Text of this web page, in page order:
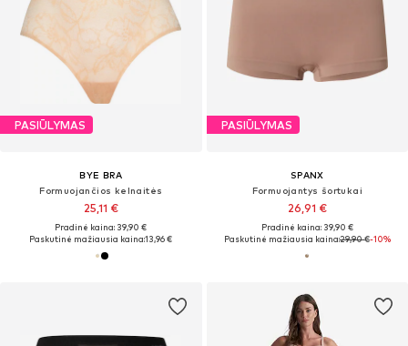
PASIŪLYMAS
BYE BRA
Formuojančios kelnaitės
25,11 €
Pradinė kaina: 39,90 €
Paskutinė mažiausia kaina:13,96 €
PASIŪLYMAS
SPANX
Formuojantys šortukai
26,91 €
Pradinė kaina: 39,90 €
Paskutinė mažiausia kaina:29,90 €-10%